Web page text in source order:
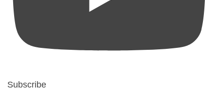
Subscribe